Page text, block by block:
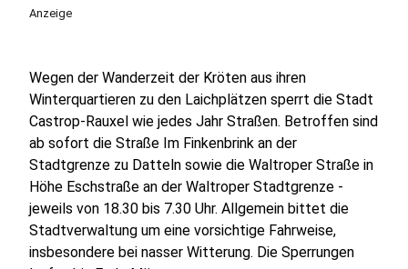
Anzeige
Wegen der Wanderzeit der Kröten aus ihren
Winterquartieren zu den Laichplätzen sperrt die Stadt
Castrop-Rauxel wie jedes Jahr Straßen. Betroffen sind
ab sofort die Straße Im Finkenbrink an der
Stadtgrenze zu Datteln sowie die Waltroper Straße in
Höhe Eschstraße an der Waltroper Stadtgrenze -
jeweils von 18.30 bis 7.30 Uhr. Allgemein bittet die
Stadtverwaltung um eine vorsichtige Fahrweise,
insbesondere bei nasser Witterung. Die Sperrungen